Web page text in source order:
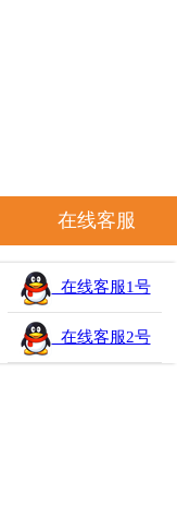
在线客服
在线客服1号
在线客服2号